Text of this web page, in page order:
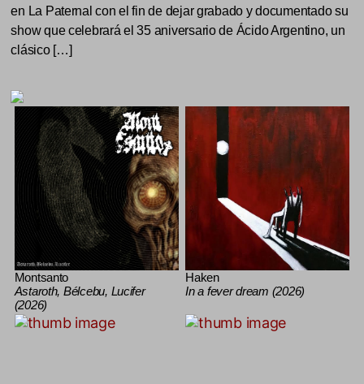
en La Paternal con el fin de dejar grabado y documentado su
show que celebrará el 35 aniversario de Ácido Argentino, un
clásico […]
Montsanto
Astaroth, Bélcebu, Lucifer
(2026)
Haken
In a fever dream (2026)